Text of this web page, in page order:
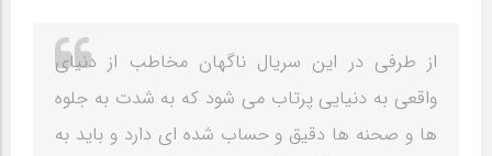
از طرفی در این سریال ناگهان مخاطب از دنیای
واقعی به دنیایی پرتاب می شود که به شدت به جلوه
ها و صحنه ها دقیق و حساب شده ای دارد و باید به